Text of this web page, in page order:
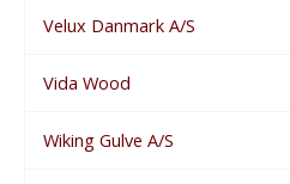
Velux Danmark A/S
Vida Wood
Wiking Gulve A/S